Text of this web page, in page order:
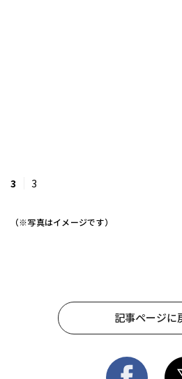
3 3
（※写真はイメージです）
記事ページに